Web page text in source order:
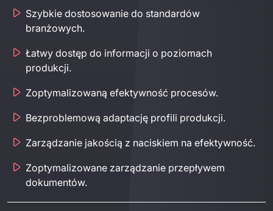
Szybkie dostosowanie do standardów
branżowych.
Łatwy dostęp do informacji o poziomach
produkcji.
Zoptymalizowaną efektywność procesów.
Bezproblemową adaptację profili produkcji.
Zarządzanie jakością z naciskiem na efektywność.
Zoptymalizowane zarządzanie przepływem
dokumentów.